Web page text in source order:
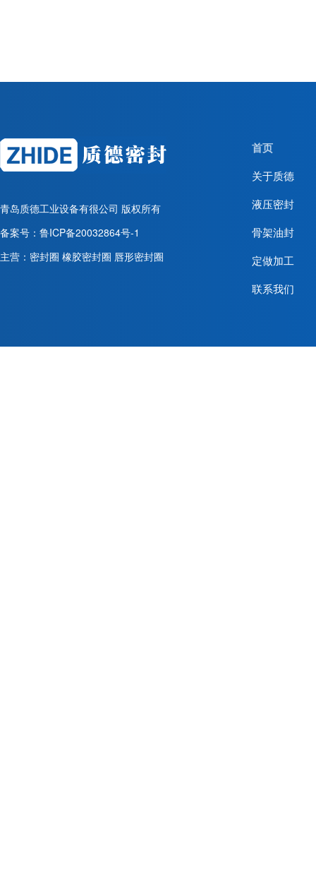
青岛质德工业设备有很公司 版权所有
备案号： 鲁ICP备20032864号-1
主营：密封圈 橡胶密封圈 唇形密封圈
首页
关于质德
液压密封
骨架油封
定做加工
联系我们